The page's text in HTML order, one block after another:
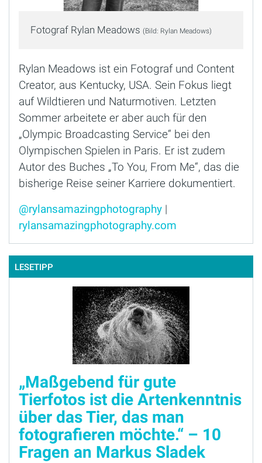
Fotograf Rylan Meadows (Bild: Rylan Meadows)
Rylan Meadows ist ein Fotograf und Content
Creator, aus Kentucky, USA. Sein Fokus liegt
auf Wildtieren und Naturmotiven. Letzten
Sommer arbeitete er aber auch für den
„Olympic Broadcasting Service“ bei den
Olympischen Spielen in Paris. Er ist zudem
Autor des Buches „To You, From Me“, das die
bisherige Reise seiner Karriere dokumentiert.
@rylansamazingphotography |
rylansamazingphotography.com
LESETIPP
„Maßgebend für gute
Tierfotos ist die Artenkenntnis
über das Tier, das man
fotografieren möchte.“ – 10
Fragen an Markus Sladek